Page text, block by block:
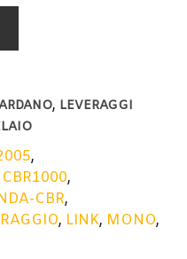
, LEVERAGGI
,
CBR1000,
CBR,
, LINK, MONO,